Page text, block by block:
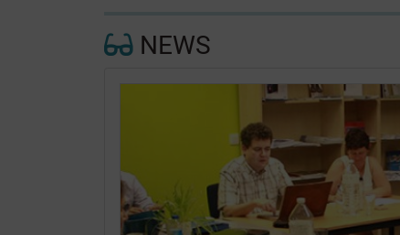
NEWS